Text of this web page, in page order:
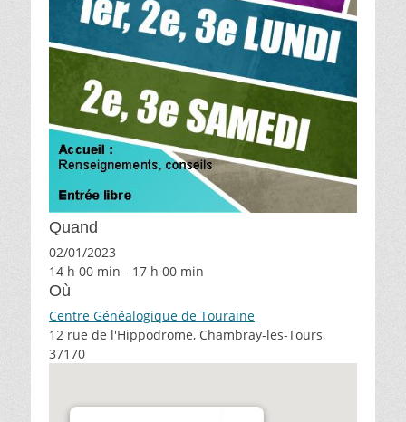
Quand
02/01/2023
14 h 00 min - 17 h 00 min
Où
Centre Généalogique de Touraine
12 rue de l'Hippodrome, Chambray-les-Tours,
37170